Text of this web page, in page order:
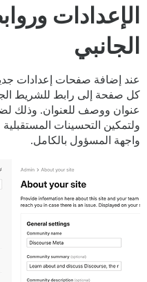
الإعدادات
الجانبي
عند إضافة صفحات إعدادات
كل صفحة إلى رابط للشريط
عنوان ووصف للعنوان. وذلك
ولتمكين التحسينات
واجهة المسؤول بالكامل.